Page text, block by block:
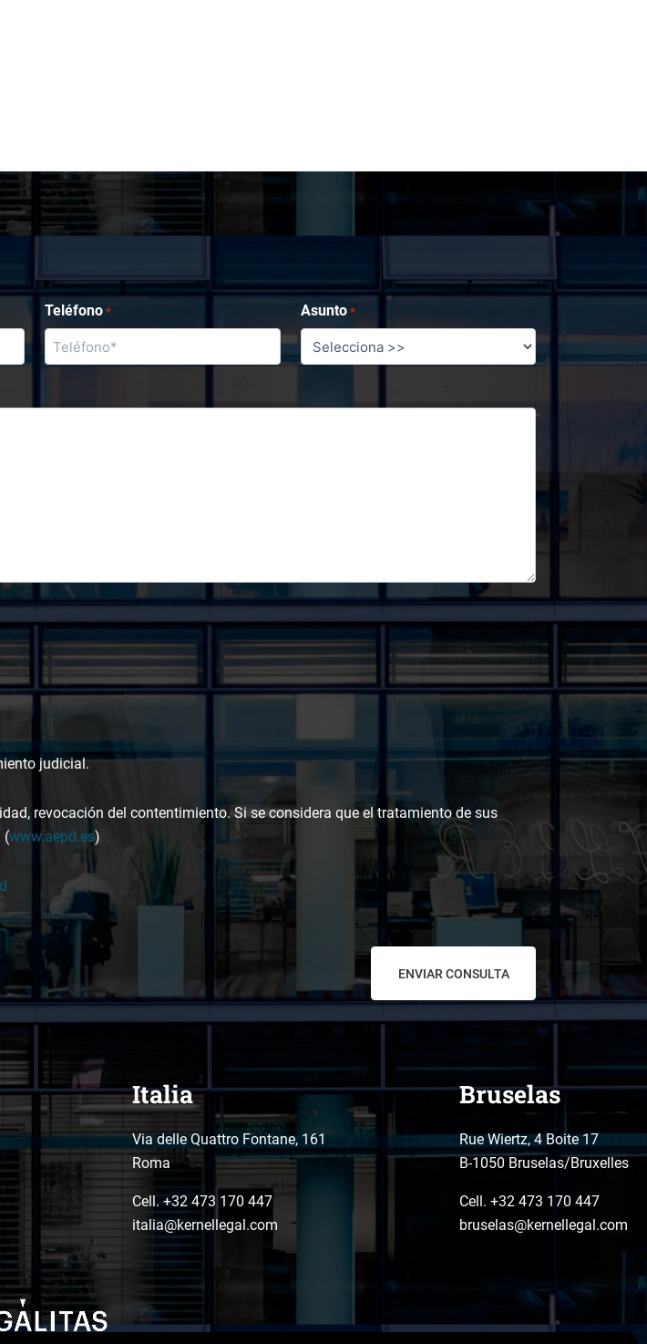
Teléfono * Asunto *
judicial.
revocación del contentimiento. Si se considera que el tratamiento de sus
(www.aepd.es)
Italia
Via delle Quattro Fontane, 161
Roma
Cell. +32 473 170 447
italia@kernellegal.com
Bruselas
Rue Wiertz, 4 Boite 17
B-1050 Bruselas/Bruxelles
Cell. +32 473 170 447
bruselas@kernellegal.com